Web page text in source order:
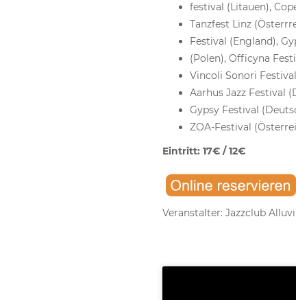
festival (Litauen),
Tanzfest Linz
Festival (England),
(Polen), Officyna
Vincoli Sonori
Aarhus Jazz Festival
Gypsy Festival
ZOA-Festival
Eintritt: 17€ / 12€
Veranstalter: Jazzclub